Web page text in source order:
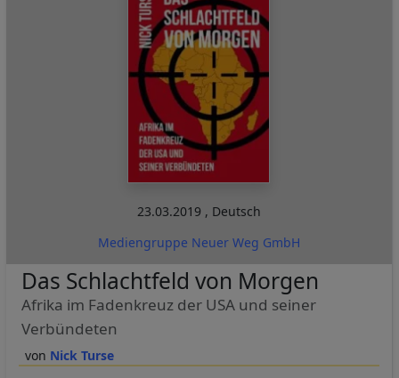
23.03.2019 , Deutsch
Mediengruppe Neuer Weg GmbH
Nick Turse
Das Schlachtfeld von Morgen
Afrika im Fadenkreuz der USA und seiner
Verbündeten